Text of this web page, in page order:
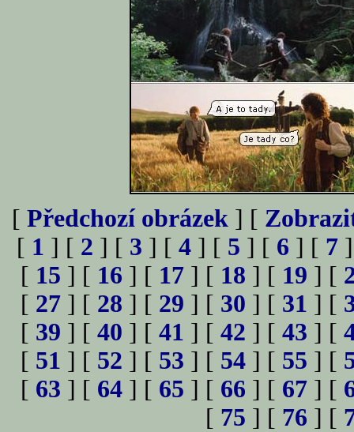
[ Předchozí obrázek ] [
[ 1 ] [ 2 ] [ 3 ] [ 4 ] [ 5 ] [ 6 ] [ 7
[ 15 ] [ 16 ] [ 17 ] [ 18 ] [ 19 ] [
[ 27 ] [ 28 ] [ 29 ] [ 30 ] [ 31 ] [
[ 39 ] [ 40 ] [ 41 ] [ 42 ] [ 43 ] [
[ 51 ] [ 52 ] [ 53 ] [ 54 ] [ 55 ] [
[ 63 ] [ 64 ] [ 65 ] [ 66 ] [ 67 ] [
[ 75 ] [ 76 ] [